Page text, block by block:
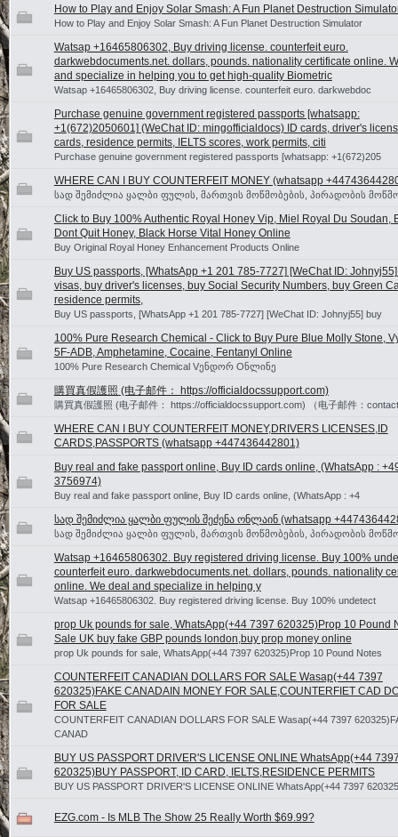
How to Play and Enjoy Solar Smash: A Fun Planet Destruction
How to Play and Enjoy Solar Smash: A Fun Planet Destruction Simulator
Watsap +16465806302, Buy driving license. counterfeit euro.
darkwebdocuments.net. dollars, pounds. nationality certificate online.
and specialize in helping you to get high-quality Biometric
Watsap +16465806302, Buy driving license. counterfeit euro. darkwebdoc
Purchase genuine government registered passports [whatsapp:
+1(672)2050601] (WeChat ID: mingofficialdocs) ID cards, driver's
cards, residence permits, IELTS scores, work permits, citi
Purchase genuine government registered passports [whatsapp: +1(672)205
WHERE CAN I BUY COUNTERFEIT MONEY (‪whatsapp
სად შემიძლია ყალბი ფულის, მართვის მოწმობების, პირადობის
Click to Buy 100% Authentic Royal Honey Vip, Miel Royal Du Soudan,
Dont Quit Honey, Black Horse Vital Honey Online
Buy Original Royal Honey Enhancement Products Online
Buy US passports, [WhatsApp +1 201 785-7727] [WeChat ID:
visas, buy driver's licenses, buy Social Security Numbers, buy Green
residence permits,
Buy US passports, [WhatsApp +1 201 785-7727] [WeChat ID: Johnyj55] buy
100% Pure Research Chemical - Click to Buy Pure Blue Molly Stone,
5F-ADB, Amphetamine, Cocaine, Fentanyl Online
100% Pure Research Chemical Vენდორ Oნლინე
購買真假護照 (电子邮件： https://officialdocssupport.com)
購買真假護照 (电子邮件： https://officialdocssupport.com) （电子邮件：
WHERE CAN I BUY COUNTERFEIT MONEY,DRIVERS LICENSES,ID
CARDS,PASSPORTS (‪whatsapp +447436442801)
Buy real and fake passport online, Buy ID cards online, (WhatsApp :
3756974)
Buy real and fake passport online, Buy ID cards online, (WhatsApp : +4
სად შემიძლია ყალბი ფულის შეძენა ონლაინ (whatsapp
სად შემიძლია ყალბი ფულის, მართვის მოწმობების, პირადობის
Watsap +16465806302. Buy registered driving license. Buy 100%
counterfeit euro. darkwebdocuments.net. dollars, pounds. nationality
online. We deal and specialize in helping y
Watsap +16465806302. Buy registered driving license. Buy 100% undetect
prop Uk pounds for sale, WhatsApp(+44 7397 620325)Prop 10 Pound
Sale UK buy fake GBP pounds london,buy prop money online
prop Uk pounds for sale, WhatsApp(+44 7397 620325)Prop 10 Pound Notes
COUNTERFEIT CANADIAN DOLLARS FOR SALE Wasap(+44 7397
620325)FAKE CANADAIN MONEY FOR SALE,COUNTERFIET CAD
FOR SALE
COUNTERFEIT CANADIAN DOLLARS FOR SALE Wasap(+44 7397
CANAD
BUY US PASSPORT DRIVER'S LICENSE ONLINE WhatsApp(+44
620325)BUY PASSPORT, ID CARD, IELTS,RESIDENCE PERMITS
BUY US PASSPORT DRIVER'S LICENSE ONLINE WhatsApp(+44 7397
EZG.com - Is MLB The Show 25 Really Worth $69.99?